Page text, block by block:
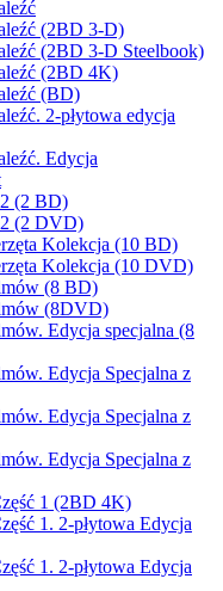
(2BD 3-D)
(2BD 3-D Steelbook)
(2BD 4K)
(BD)
2-płytowa edycja
Edycja
(2 BD)
(2 DVD)
Kolekcja (10 BD)
Kolekcja (10 DVD)
(8 BD)
(8DVD)
Edycja specjalna (8
Edycja Specjalna z
Edycja Specjalna z
Edycja Specjalna z
1 (2BD 4K)
1. 2-płytowa Edycja
1. 2-płytowa Edycja